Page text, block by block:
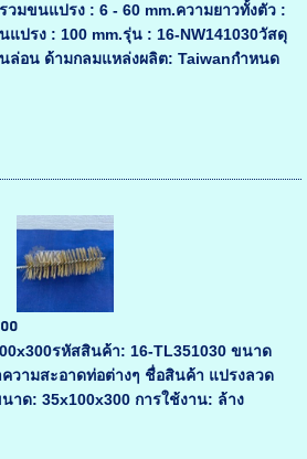
มขนแปรง : 6 - 60 mm.ความยาวทั้งตัว :
แปรง : 100 mm.รุ่น : 16-NW141030วัสดุ
ล่อน ด้ามกลมแหล่งผลิต: Taiwanกำหนด
รหัสสินค้า: 16-TL351030 ขนาด
วามสะอาดท่อต่างๆ ชื่อสินค้า แปรงลวด
าด: 35x100x300 การใช้งาน: ล้าง